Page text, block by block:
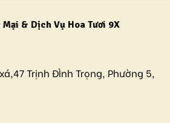
Mại & Dịch Vụ Hoa Tươi 9X
Trịnh ĐÌnh Trọng, Phường 5,